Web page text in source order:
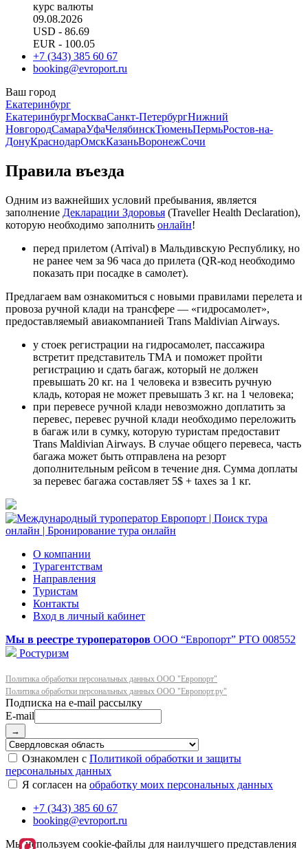
курс валюты
09.08.2026
USD - 86.69
EUR - 100.05
+7 (343) 385 60 67
booking@evroport.ru
Ваш город
Екатеринбург
ЕкатеринбургМоскваСанкт-ПетербургНижний
НовгородСамараУфаЧелябинскТюменьПермьРостов-на-
ДонуКраснодарОмскКазаньВоронежСочи
Правила въезда
Одним из важнейших условий пребывания, является
заполнение Декларации Здоровья (Traveller Health Declaration),
которую необходимо заполнить онлайн!
перед прилетом (Arrival) в Мальдивскую Республику, но
не ранее чем за 96 часа до прилета (QR-код необходимо
показать при посадке в самолет).
Предлагаем вам ознакомиться с новыми правилами перелета и
провоза ручной клади на трансфере — «гидросамолет»,
предоставляемый авиакомпанией Trans Maldivian Airways.
у стоек регистрации на гидросамолет, пассажира
встретит представитель ТМА и поможет пройти
регистрацию и сдать багаж, который не должен
превышать 20 кг. на 1 человека и взвесить ручную
кладь, которая не может превышать 3 кг. на 1 человека;
при перевесе ручной клади невозможно доплатить за
перевес, перевес ручной клади необходимо переложить
в багаж или в сумку, которую туристам предоставит
Trans Maldivian Airways. В случае общего перевеса, часть
багажа может быть отправлена на резорт
дополнительным рейсом в течение дня. Сумма доплаты
за перевес багажа составляет 5$ + taxes за 1 кг.
О компании
Турагентствам
Направления
Туристам
Контакты
Вход в личный кабинет
Мы в реестре туроператоров ООО “Европорт” РТО 008552
Ростуризм
Политика обработки персональных данных ООО "Европорт"
Политика обработки персональных данных ООО "Европорт.ру"
E-mail
→
Ознакомлен с Политикой обработки и защиты
персональных данных
Я согласен на обработку моих персональных данных
+7 (343) 385 60 67
booking@evroport.ru
Мы используем cookie-файлы для наилучшего представления